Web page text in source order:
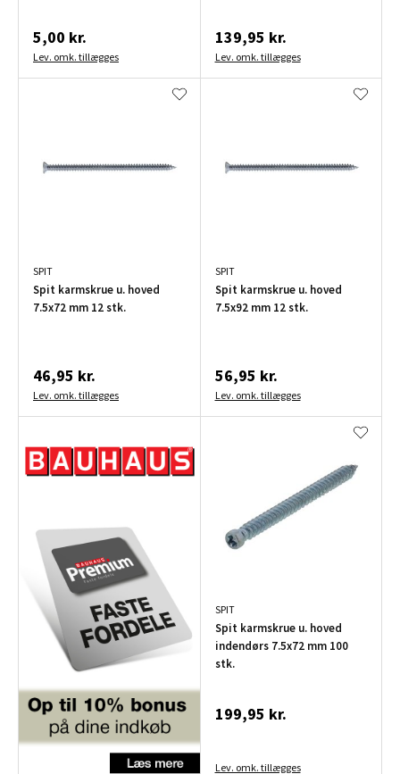
5,00 kr.
Lev. omk. tillægges
139,95 kr.
Lev. omk. tillægges
SPIT
Spit karmskrue u. hoved
7.5x72 mm 12 stk.
46,95 kr.
Lev. omk. tillægges
SPIT
Spit karmskrue u. hoved
7.5x92 mm 12 stk.
56,95 kr.
Lev. omk. tillægges
SPIT
Spit karmskrue u. hoved
indendørs 7.5x72 mm 100
stk.
199,95 kr.
Lev. omk. tillægges